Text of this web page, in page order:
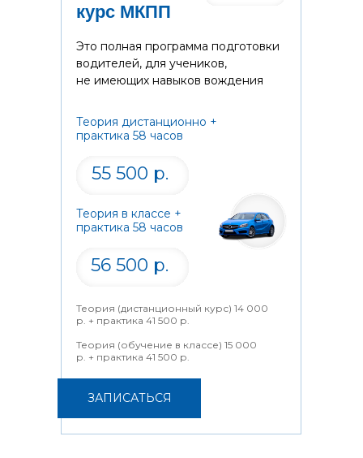
курс МКПП
Это полная программа подготовки
водителей, для учеников,
не имеющих навыков вождения
55 500 р.
56 500 р.
Теория в классе +
практика 58 часов
Теория дистанционно +
практика 58 часов
Теория (дистанционный курс) 14 000
р. + практика 41 500 р.
Теория (обучение в классе) 15 000
р. + практика 41 500 р.
ЗАПИСАТЬСЯ